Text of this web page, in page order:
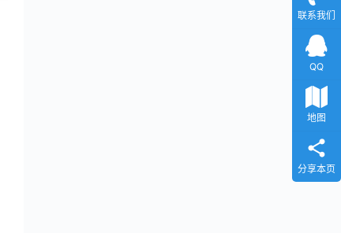
联系我们
QQ
地图
分享本页